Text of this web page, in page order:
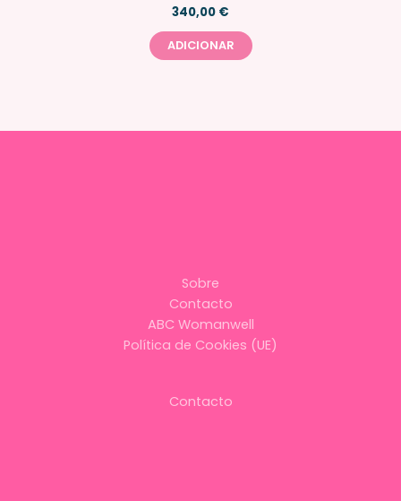
340,00 €
ADICIONAR
Sobre
Contacto
ABC Womanwell
Política de Cookies (UE)
Contacto